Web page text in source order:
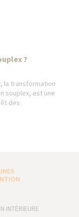
?
la transformation
souplex, est une
des
INTÉRIEURE